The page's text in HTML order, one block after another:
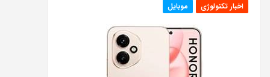
اخبار تکنولوژی موبایل